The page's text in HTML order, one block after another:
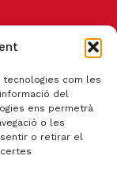
com les
del
ens permetrà
o les
o retirar el